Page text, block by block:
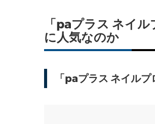
「paプラス ネイ
に人気なのか
「paプラス ネイル